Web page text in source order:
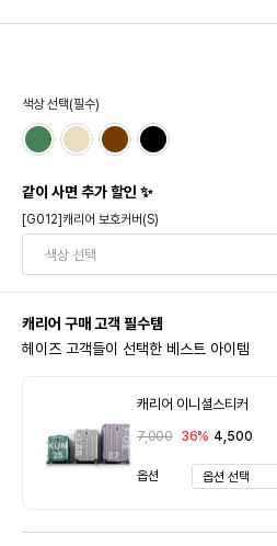
색상 선택(필수)
같이 사면 추가 할인 ✨
[G012]캐리어 보호커버(S)
캐리어 구매 고객 필수템
헤이즈 고객들이 선택한 베스트 아이템
캐리어 이니셜스티커
7,000 36% 4,500
옵션